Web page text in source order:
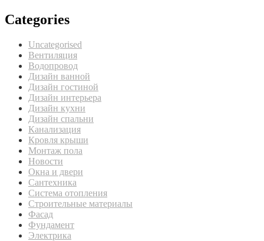
Categories
Uncategorised
Вентиляция
Водопровод
Дизайн ванной
Дизайн гостиной
Дизайн интерьера
Дизайн кухни
Дизайн спальни
Канализация
Кровля крыши
Монтаж пола
Новости
Окна и двери
Сантехника
Система отопления
Строительные материалы
Фасад
Фундамент
Электрика